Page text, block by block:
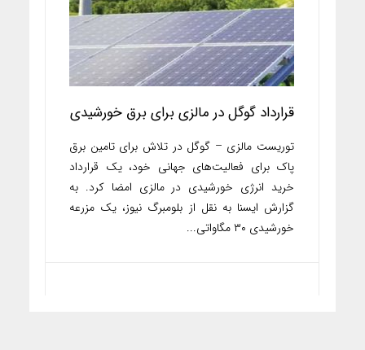
قرارداد گوگل در مالزی برای برق خورشیدی
توریست مالزی – گوگل در تلاش برای تامین برق
پاک برای فعالیت‌های جهانی خود، یک قرارداد
خرید انرژی خورشیدی در مالزی امضا کرد. به
گزارش ایسنا به نقل از بلومبرگ نیوز، یک مزرعه
خورشیدی ۳۰ مگاواتی...